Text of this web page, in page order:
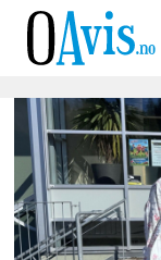
Emne:
Østli